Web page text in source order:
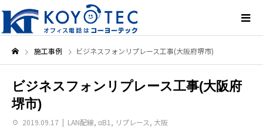
施工事例 ビジネスフォンリプレース工事(大阪府堺市)
ビジネスフォンリプレース工事(大阪府
堺市)
2019.09.17 LAN配線, αB1 , リプレース, 大阪